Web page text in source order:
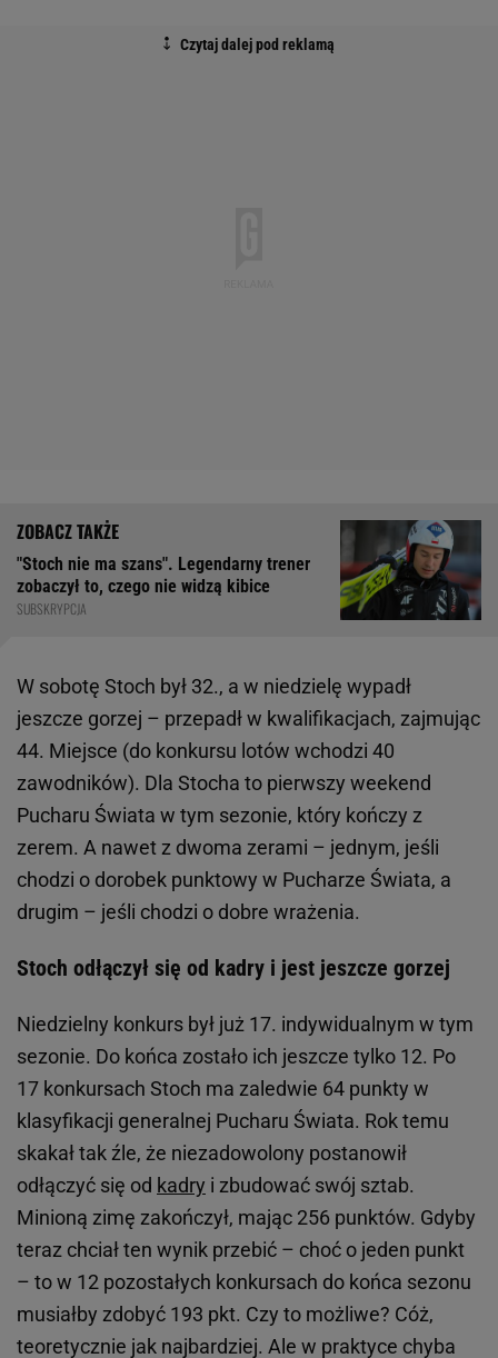
"Stoch nie ma szans". Legendarny trener
zobaczył to, czego nie widzą kibice
SUBSKRYPCJA
W sobotę Stoch był 32., a w niedzielę wypadł
jeszcze gorzej – przepadł w kwalifikacjach, zajmując
44. Miejsce (do konkursu lotów wchodzi 40
zawodników). Dla Stocha to pierwszy weekend
Pucharu Świata w tym sezonie, który kończy z
zerem. A nawet z dwoma zerami – jednym, jeśli
chodzi o dorobek punktowy w Pucharze Świata, a
drugim – jeśli chodzi o dobre wrażenia.
Stoch odłączył się od kadry i jest jeszcze gorzej
Niedzielny konkurs był już 17. indywidualnym w tym
sezonie. Do końca zostało ich jeszcze tylko 12. Po
17 konkursach Stoch ma zaledwie 64 punkty w
klasyfikacji generalnej Pucharu Świata. Rok temu
skakał tak źle, że niezadowolony postanowił
odłączyć się od kadry i zbudować swój sztab.
Minioną zimę zakończył, mając 256 punktów. Gdyby
teraz chciał ten wynik przebić – choć o jeden punkt
– to w 12 pozostałych konkursach do końca sezonu
musiałby zdobyć 193 pkt. Czy to możliwe? Cóż,
teoretycznie jak najbardziej. Ale w praktyce chyba